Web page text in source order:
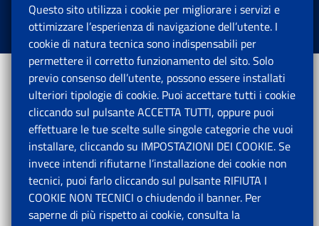
Istituto Nazionale Previdenza Sociale.
Tutti i diritti riservati.
Questo sito utilizza i cookie per migliorare i servizi e
ottimizzare l’esperienza di navigazione dell’utente. I
cookie di natura tecnica sono indispensabili per
permettere il corretto funzionamento del sito. Solo
previo consenso dell’utente, possono essere installati
ulteriori tipologie di cookie. Puoi accettare tutti i cookie
cliccando sul pulsante ACCETTA TUTTI, oppure puoi
effettuare le tue scelte sulle singole categorie che vuoi
installare, cliccando su IMPOSTAZIONI DEI COOKIE. Se
invece intendi rifiutarne l’installazione dei cookie non
tecnici, puoi farlo cliccando sul pulsante RIFIUTA I
COOKIE NON TECNICI o chiudendo il banner. Per
saperne di più rispetto ai cookie, consulta la